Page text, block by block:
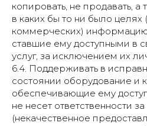
копировать, не продавать, а
в каких бы то ни было целях
коммерческих)
ставшие ему доступными в
услуг, за исключением их
6.4. Поддерживать в
состоянии оборудование и
обеспечивающие ему
не несет ответственности
(некачественное